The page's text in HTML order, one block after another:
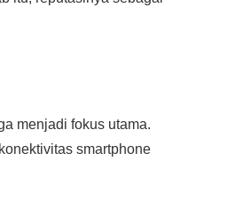
menjadi fokus utama.
smartphone